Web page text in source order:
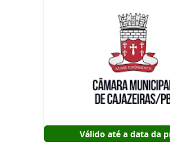
Válido até a data da